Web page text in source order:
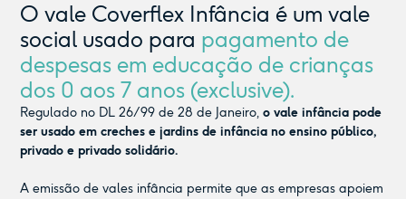
O vale Coverflex Infância é um vale
social usado para pagamento de
despesas em educação de crianças
dos 0 aos 7 anos (exclusive).
Regulado no DL 26/99 de 28 de Janeiro,o vale infância pode
ser usado em creches e jardins de infância no ensino público,
privado e privado solidário.
A emissão de vales infância permite que as empresas apoiem